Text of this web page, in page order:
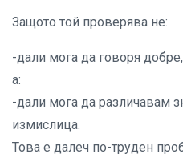
Защото той проверява не:
-дали мога да говоря добре,
а:
-дали мога да различавам
измислица.
Това е далеч по-труден